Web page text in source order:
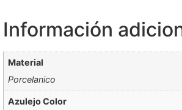
Información
Material
Porcelanico
Azulejo Color